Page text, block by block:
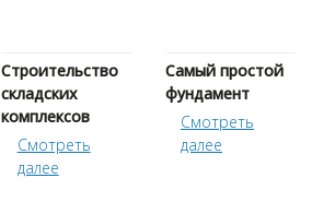
Строительство
складских
комплексов
Cмотреть
далее
Самый простой
фундамент
Cмотреть
далее